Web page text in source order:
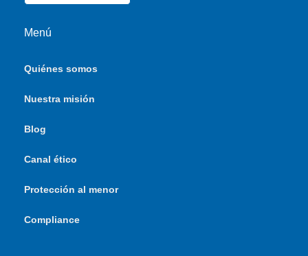
Menú
Quiénes somos
Nuestra misión
Blog
Canal ético
Protección al menor
Compliance